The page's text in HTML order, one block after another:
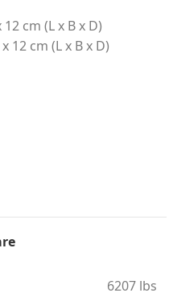
cm (L x B x D)
12 cm (L x B x D)
6207 lbs